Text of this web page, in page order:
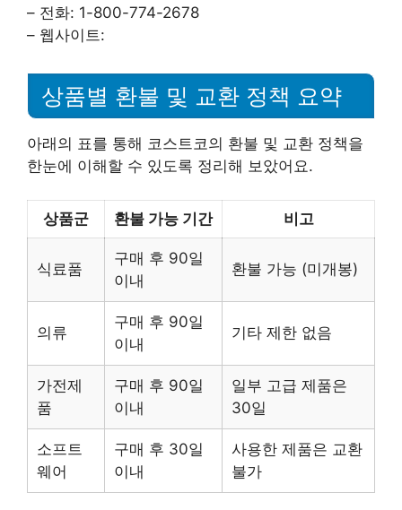
– 전화: 1-800-774-2678
– 웹사이트:
상품별 환불 및 교환 정책 요약
아래의 표를 통해 코스트코의 환불 및 교환 정책을
한눈에 이해할 수 있도록 정리해 보았어요.
상품군 환불 가능 기간 비고
식료품
구매 후 90일
이내
환불 가능 (미개봉)
의류
구매 후 90일
이내
기타 제한 없음
가전제
품
구매 후 90일
이내
일부 고급 제품은
30일
소프트
웨어
구매 후 30일
이내
사용한 제품은 교환
불가